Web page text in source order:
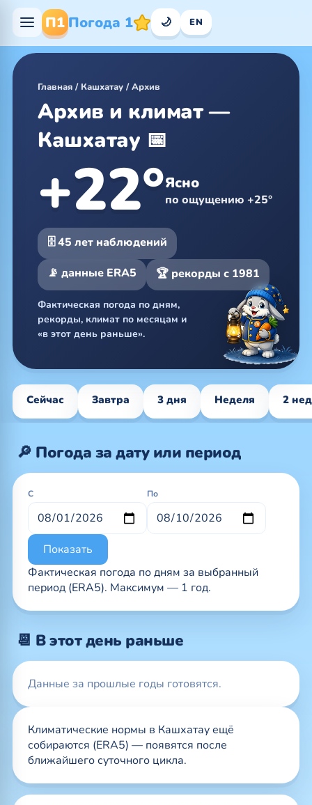
П1 Погода 1 🌙 EN
Главная / Кашхатау /Архив
Архив и климат —
Кашхатау 📅
+22°Ясно
по ощущению +25°
🗄 45 лет наблюдений
📡 данные ERA5
🏆 рекорды с 1981
Фактическая погода по дням,
рекорды, климат по месяцам и
«в этот день раньше».
Сейчас Завтра 3 дня Неделя 2
🔎 Погода за дату или период
С По
Показать
Фактическая погода по дням за выбранный
период (ERA5). Максимум — 1 год.
📆 В этот день раньше
Данные за прошлые годы готовятся.
Климатические нормы в Кашхатау ещё
собираются (ERA5) — появятся после
ближайшего суточного цикла.